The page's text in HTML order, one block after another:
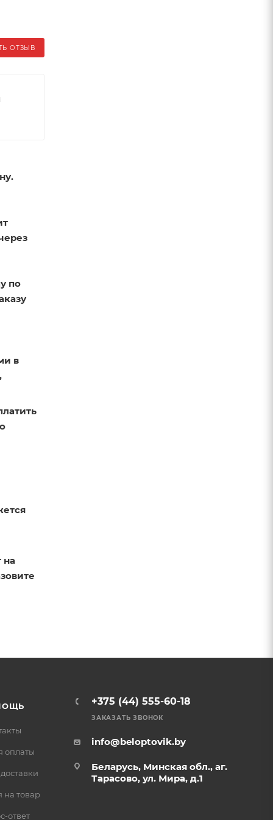
ОТЗЫВ
по
в
на
оплаты
на товар
ответ
+375 (44) 555-60-18
ЗАКАЗАТЬ ЗВОНОК
info@beloptovik.by
Беларусь, Минская обл., аг.
Тарасово, ул. Мира, д.1